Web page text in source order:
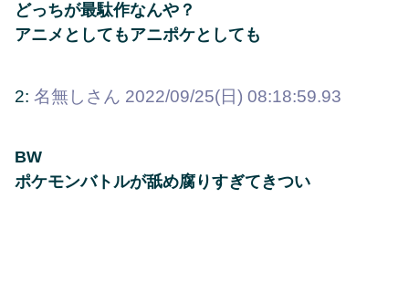
どっちが最駄作なんや？
アニメとしてもアニポケとしても
2: 名無しさん 2022/09/25(日) 08:18:59.93
BW
ポケモンバトルが舐め腐りすぎてきつい